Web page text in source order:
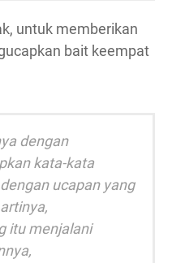
untuk memberikan
bait keempat
dengan
kata-kata
ucapan yang
itu menjalani